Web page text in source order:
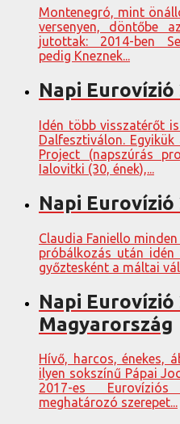
Montenegró, mint
versenyen, döntőbe
jutottak: 2014-ben
pedig Kneznek...
Napi
Idén több visszatérőt
Dalfesztiválon.
Project (napszúrás
Ialovitki (30, ének),...
Napi
Claudia Faniello
próbálkozás után
győztesként a máltai
Napi Eurovízió
Magyarország
Hívő, harcos, énekes,
ilyen sokszínű Pápai
2017-es
meghatározó szerepet...